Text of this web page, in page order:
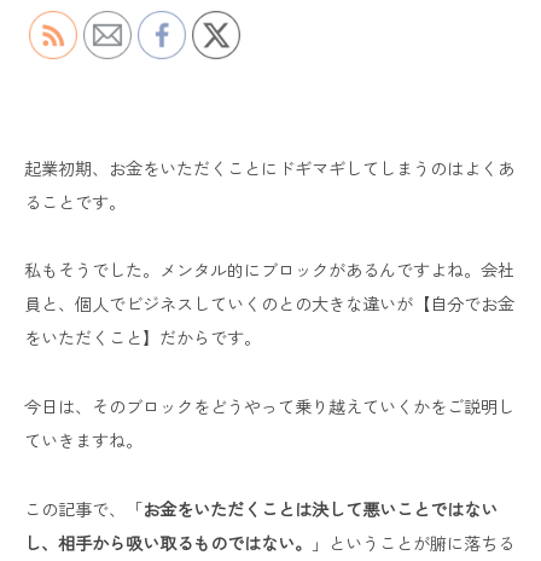
起業初期、お金をいただくことにドギマギしてしまうのはよくあ
ることです。
私もそうでした。メンタル的にブロックがあるんですよね。会社
員と、個人でビジネスしていくのとの大きな違いが【自分でお金
をいただくこと】だからです。
今日は、そのブロックをどうやって乗り越えていくかをご説明し
ていきますね。
この記事で、「お金をいただくことは決して悪いことではない
し、相手から吸い取るものではない。 」ということが腑に落ちる